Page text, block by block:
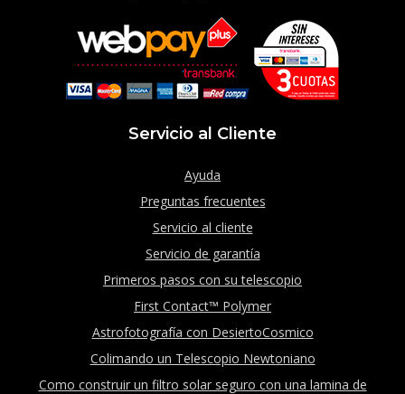
Servicio al Cliente
Ayuda
Preguntas frecuentes
Servicio al cliente
Servicio de garantía
Primeros pasos con su telescopio
First Contact™ Polymer
Astrofotografía con DesiertoCosmico
Colimando un Telescopio Newtoniano
Como construir un filtro solar seguro con una lamina de